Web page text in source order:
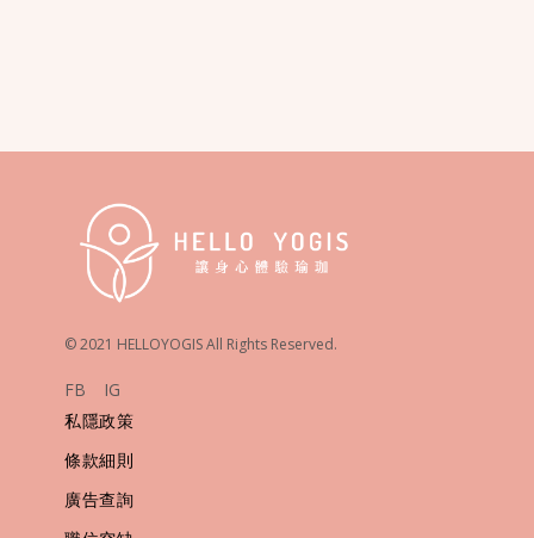
© 2021 HELLOYOGIS All Rights Reserved.
FB
IG
私隱政策
條款細則
廣告查詢